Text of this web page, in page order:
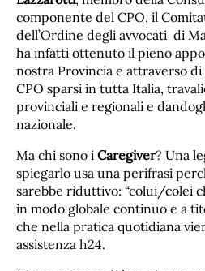
componente del CPO, il
dell’Ordine degli avvocati di
ha infatti ottenuto il pieno
nostra Provincia e attraverso
CPO sparsi in tutta Italia,
provinciali e regionali e
nazionale.
Ma chi sono i Caregiver? Una
spiegarlo usa una perifrasi
sarebbe riduttivo: “colui/colei
in modo globale continuo e a
che nella pratica quotidiana
assistenza h24.